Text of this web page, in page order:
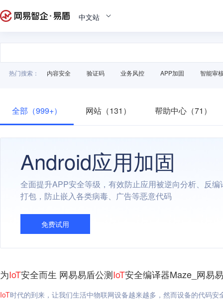
中文站
热门搜索： 内容安全 验证码 业务风控 APP加固 智能审
全部（999+） 网站（131） 帮助中心（71）
Android应用加固
全面提升APP安全等级，有效防止应用被逆向分析、反编
打包，防止嵌入各类病毒、广告等恶意代码
免费试用
为IoT安全而生 网易易盾公测IoT安全编译器Maze_网易
IoT时代的到来，让我们生活中物联网设备越来越多，然而设备的代码